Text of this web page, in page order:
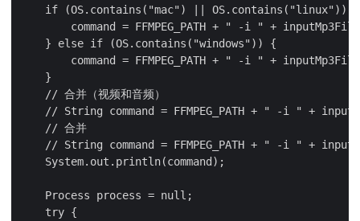
    if (OS.contains("mac") || OS.contains("linux")) {
command = FFMPEG_PATH + " -i " +
    } else if (OS.contains("windows")) {
command = FFMPEG_PATH + " -i " +
    }
    // 合并（视频和音频）
// String command = FFMPEG_PATH + " -i " +
    // 合并
// String command = FFMPEG_PATH + " -i " +
    System.out.println(command);
    Process process = null;
    try {